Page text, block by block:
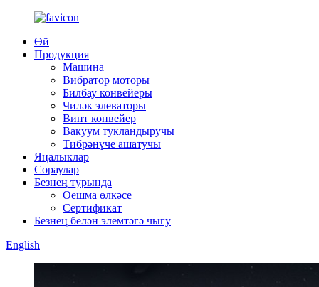
Өй
Продукция
Машина
Вибратор моторы
Билбау конвейеры
Чиләк элеваторы
Винт конвейер
Вакуум тукландыручы
Тибрәнүче ашатучы
Яңалыклар
Сораулар
Безнең турында
Оешма өлкәсе
Сертификат
Безнең белән элемтәгә чыгу
English